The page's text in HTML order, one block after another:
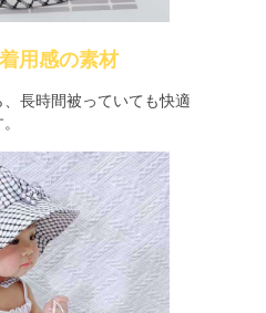
用感の素材
長時間被っていても快適